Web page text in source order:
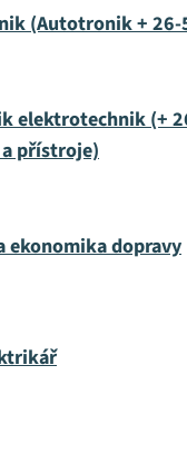
(Autotronik +
elektrotechnik (+
přístroje)
ekonomika dopravy